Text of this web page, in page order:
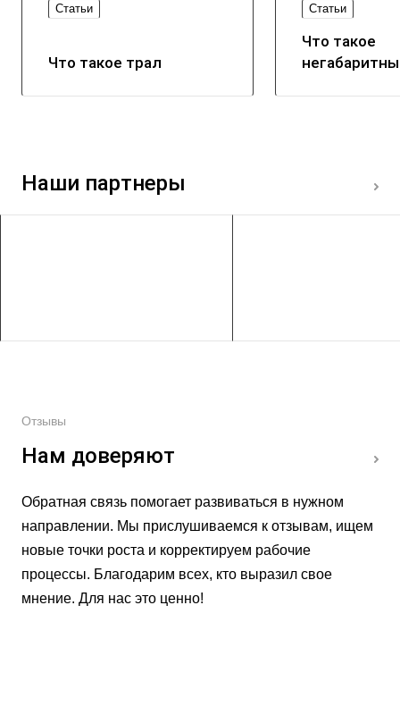
Статьи
Что такое трал
Статьи
Что такое
Наши партнеры
Отзывы
Нам доверяют
Обратная связь помогает развиваться в нужном
направлении. Мы прислушиваемся к отзывам, ищем
новые точки роста и корректируем рабочие
процессы. Благодарим всех, кто выразил свое
мнение. Для нас это ценно!